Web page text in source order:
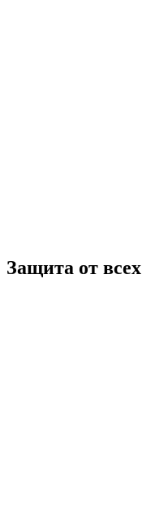
Защита от всех